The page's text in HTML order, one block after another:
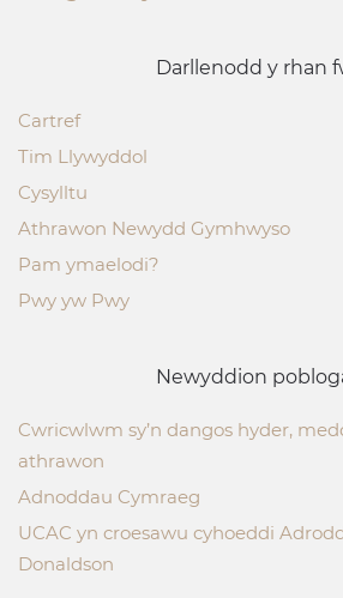
Darllenodd y rhan
Cartref
Tim Llywyddol
Cysylltu
Athrawon Newydd Gymhwyso
Pam ymaelodi?
Pwy yw Pwy
Newyddion
Cwricwlwm sy’n dangos hyder,
athrawon
Adnoddau Cymraeg
UCAC yn croesawu cyhoeddi
Donaldson